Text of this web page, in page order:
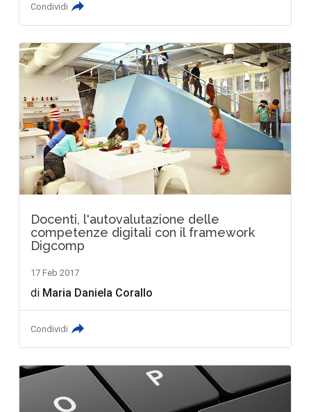
Condividi
Docenti, l'autovalutazione delle
competenze digitali con il framework
Digcomp
17 Feb 2017
di Maria Daniela Corallo
Condividi